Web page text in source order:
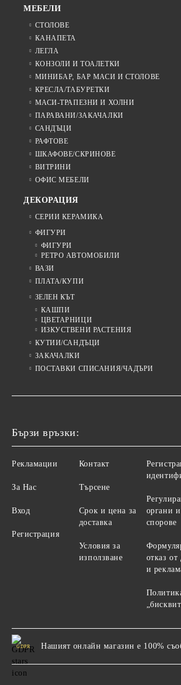
МЕБЕЛИ
СТОЛОВЕ
КАНАПЕТА
ЛЕГЛА
КОНЗОЛИ И ТОАЛЕТКИ
МИНИБАР, БАР МАСИ И СТОЛОВЕ
КРЕСЛА/ТАБУРЕТКИ
МАСИ-ТРАПЕЗНИ И ХОЛНИ
ПАРАВАНИ/ЗАКАЧАЛКИ
САНДЪЦИ
РАФТОВЕ
ШКАФОВЕ/СКРИНОВЕ
ВИТРИНИ
ОФИС МЕБЕЛИ
ДЕКОРАЦИЯ
СЕРИИ КЕРАМИКА
ФИГУРИ
ФИГУРИ
РЕТРО АВТОМОБИЛИ
ВАЗИ
ПЛАТА/КУПИ
ЗЕЛЕН КЪТ
КАШПИ
ЦВЕТАРНИЦИ
ИЗКУСТВЕНИ РАСТЕНИЯ
КУТИИ/САНДЪЦИ
ЗАКАЧАЛКИ
ПОСТАВКИ СПИСАНИЯ/ЧАДЪРИ
Бързи връзки:
Рекламации
За Нас
Вход
Регистрация
Контакт
Търсене
Срок и цена за
доставка
Условия за
използване
органи и
спорове
отказ от
и
GDPR Нашият онлайн магазин е 100%